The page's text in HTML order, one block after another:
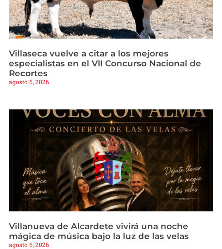
Villaseca vuelve a citar a los mejores
especialistas en el VII Concurso Nacional de
Recortes
agosto 6, 2026
Villanueva de Alcardete vivirá una noche
mágica de música bajo la luz de las velas
agosto 6, 2026